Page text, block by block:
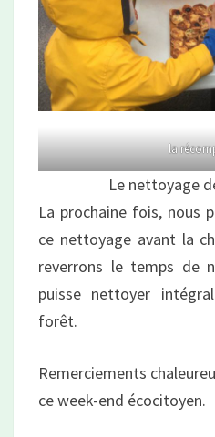
la
Le nettoyage
La prochaine fois, nous
ce nettoyage avant la
reverrons le temps de
puisse nettoyer
forêt.
Remerciements
ce week-end écocitoyen.